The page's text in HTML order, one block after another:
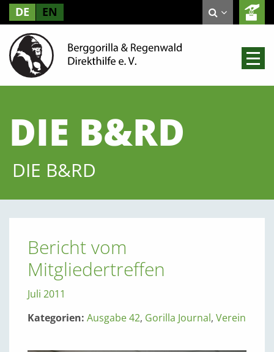
DE EN
DIE B&RD
DIE B&RD
Bericht vom
Mitgliedertreffen
Juli 2011
Kategorien: Ausgabe 42, Gorilla Journal, Verein